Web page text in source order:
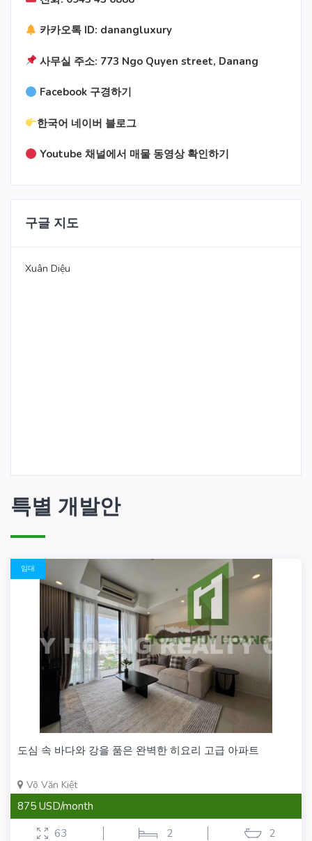
카카오톡 ID: danangluxury
사무실 주소: 773 Ngo Quyen street, Danang
Facebook 구경하기
한국어 네이버 블로그
Youtube 채널에서 매물 동영상 확인하기
구글 지도
Xuân Diệu
특별 개발안
임대
도심 속 바다와 강을 품은 완벽한 히요리 고급 아파트
Võ Văn Kiệt
875 USD/month
63
2 2